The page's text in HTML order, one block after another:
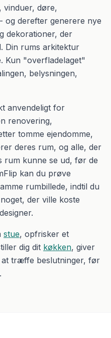
vinduer, døre,
og derefter generere nye
dekorationer, der
Din rums arkitektur
Kun "overfladelaget"
belysningen,
anvendeligt for
renovering,
tomme ejendomme,
deres rum, og alle, der
rum kunne se ud, før de
kan du prøve
rumbillede, indtil du
der ville koste
stue, opfrisker et
dig dit køkken, giver
at træffe beslutninger, før